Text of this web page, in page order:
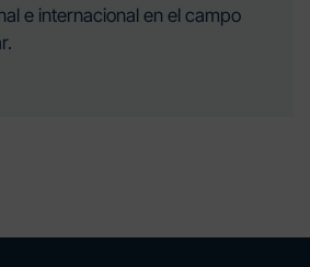
e internacional en el campo